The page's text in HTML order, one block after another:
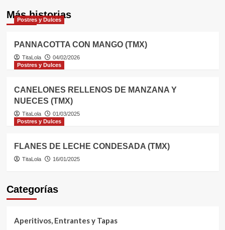
Más historias
Postres y Dulces
PANNACOTTA CON MANGO (TMX)
TitaLola
04/02/2026
Postres y Dulces
CANELONES RELLENOS DE MANZANA Y
NUECES (TMX)
TitaLola
01/03/2025
Postres y Dulces
FLANES DE LECHE CONDESADA (TMX)
TitaLola 16/01/2025
Categorías
Aperitivos, Entrantes y Tapas